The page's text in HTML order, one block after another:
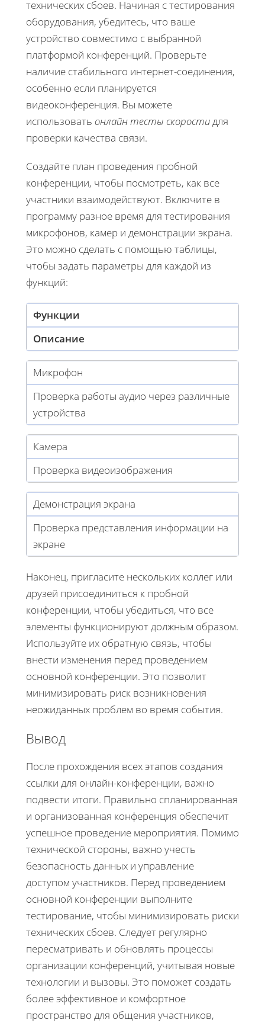
технических сбоев. Начиная с тестирования
оборудования, убедитесь, что ваше
устройство совместимо с выбранной
платформой конференций. Проверьте
наличие стабильного интернет-соединения,
особенно если планируется
видеоконференция. Вы можете
использовать онлайн тесты скоростидля
проверки качества связи.
Создайте план проведения пробной
конференции, чтобы посмотреть, как все
участники взаимодействуют. Включите в
программу разное время для тестирования
микрофонов, камер и демонстрации экрана.
Это можно сделать с помощью таблицы,
чтобы задать параметры для каждой из
функций:
Функции
Описание
Микрофон
Проверка работы аудио через различные
устройства
Камера
Проверка видеоизображения
Демонстрация экрана
Проверка представления информации на
экране
Наконец, пригласите нескольких коллег или
друзей присоединиться к пробной
конференции, чтобы убедиться, что все
элементы функционируют должным образом.
Используйте их обратную связь, чтобы
внести изменения перед проведением
основной конференции. Это позволит
минимизировать риск возникновения
неожиданных проблем во время события.
Вывод
После прохождения всех этапов создания
ссылки для онлайн-конференции, важно
подвести итоги. Правильно спланированная
и организованная конференция обеспечит
успешное проведение мероприятия. Помимо
технической стороны, важно учесть
безопасность данных и управление
доступом участников. Перед проведением
основной конференции выполните
тестирование, чтобы минимизировать риски
технических сбоев. Следует регулярно
пересматривать и обновлять процессы
организации конференций, учитывая новые
технологии и вызовы. Это поможет создать
более эффективное и комфортное
пространство для общения участников,